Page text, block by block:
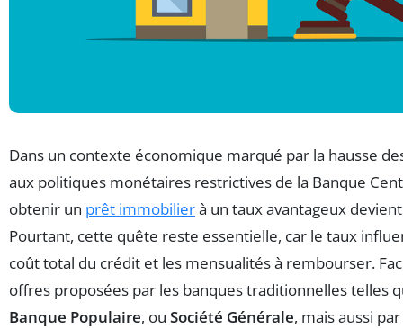
Dans un contexte économique marqué par la hausse
aux politiques monétaires restrictives de la Banque
obtenir un prêt immobilierà un taux avantageux
Pourtant, cette quête reste essentielle, car le taux
coût total du crédit et les mensualités à rembourser.
offres proposées par les banques traditionnelles telles
Banque Populaire, ou Société Générale, mais aussi